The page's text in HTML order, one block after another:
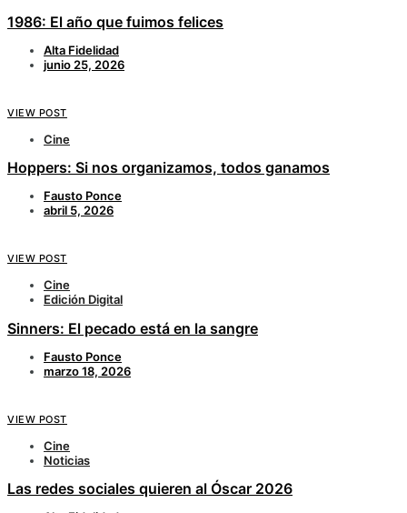
1986: El año que fuimos felices
Alta Fidelidad
junio 25, 2026
VIEW POST
Cine
Hoppers: Si nos organizamos, todos ganamos
Fausto Ponce
abril 5, 2026
VIEW POST
Cine
Edición Digital
Sinners: El pecado está en la sangre
Fausto Ponce
marzo 18, 2026
VIEW POST
Cine
Noticias
Las redes sociales quieren al Óscar 2026